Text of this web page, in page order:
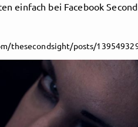
einfach bei Facebook